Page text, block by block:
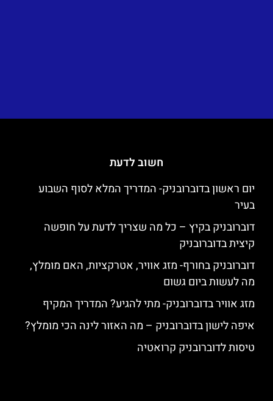
חשוב לדעת
יום ראשון בדוברובניק- המדריך המלא לסוף השבוע
בעיר
דוברובניק בקיץ – כל מה שצריך לדעת על חופשה
קיצית בדוברובניק
דוברובניק בחורף- מזג אוויר, אטרקציות, האם מומלץ,
מה לעשות ביום גשום
מזג אוויר בדוברובניק- מתי להגיע? המדריך המקיף
איפה לישון בדוברובניק – מה האזור לינה הכי מומלץ?
טיסות לדוברובניק קרואטיה